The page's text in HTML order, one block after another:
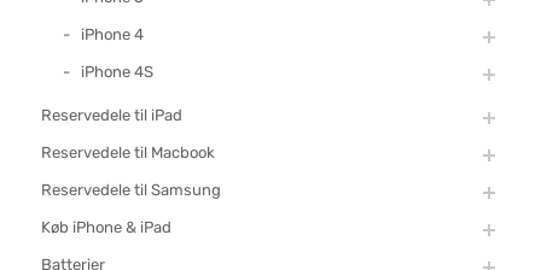
iPhone 4
iPhone 4S
Reservedele til iPad
Reservedele til Macbook
Reservedele til Samsung
Køb iPhone & iPad
Batterier